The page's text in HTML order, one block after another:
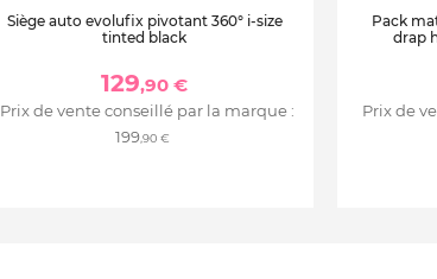
Siège auto evolufix pivotant 360° i-size
tinted black
129,90 €
Prix de vente conseillé par la marque :
199,90 €
Pack
drap
Prix de